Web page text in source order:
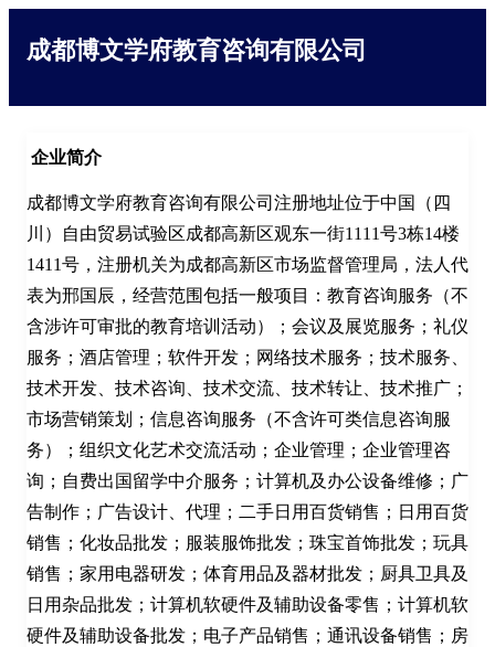
成都博文学府教育咨询有限公司
企业简介
成都博文学府教育咨询有限公司注册地址位于中国（四
川）自由贸易试验区成都高新区观东一街1111号3栋14楼
1411号，注册机关为成都高新区市场监督管理局，法人代
表为邢国辰，经营范围包括一般项目：教育咨询服务（不
含涉许可审批的教育培训活动）；会议及展览服务；礼仪
服务；酒店管理；软件开发；网络技术服务；技术服务、
技术开发、技术咨询、技术交流、技术转让、技术推广；
市场营销策划；信息咨询服务（不含许可类信息咨询服
务）；组织文化艺术交流活动；企业管理；企业管理咨
询；自费出国留学中介服务；计算机及办公设备维修；广
告制作；广告设计、代理；二手日用百货销售；日用百货
销售；化妆品批发；服装服饰批发；珠宝首饰批发；玩具
销售；家用电器研发；体育用品及器材批发；厨具卫具及
日用杂品批发；计算机软硬件及辅助设备零售；计算机软
硬件及辅助设备批发；电子产品销售；通讯设备销售；房